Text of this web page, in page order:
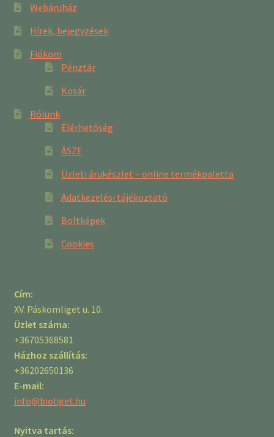
Webáruház
Hírek, bejegyzések
Fiókom
Pénztár
Kosár
Rólunk
Elérhetőség
ÁSZF
Üzleti árukészlet – online termékpaletta
Adatkezelési tájékoztató
Boltképek
Cookies
Cím:
XV. Páskomliget u. 10.
Üzlet száma:
+36705368581
Házhoz szállítás:
+36202650136
E-mail:
info@bioliget.hu
Nyitva tartás: